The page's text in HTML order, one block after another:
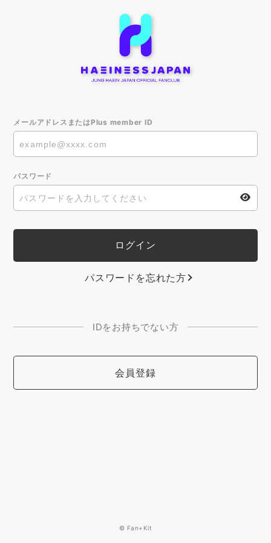
メールアドレスまたはPlus member ID
パスワード
パスワードを忘れた方
IDをお持ちでない方
会員登録
© Fan+Kit